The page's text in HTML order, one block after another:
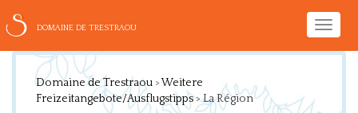
Toggle
DOMAINE DE TRESTRAOU
Domaine de Trestraou >Weitere
Freizeitangebote/Ausflugstipps>La Région